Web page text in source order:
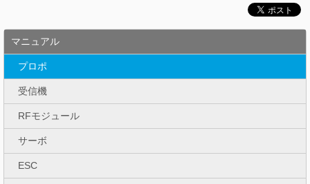
マニュアル
プロポ
受信機
RFモジュール
サーボ
ESC